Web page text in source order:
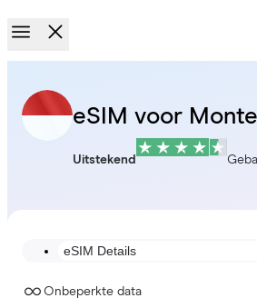
eSIM voor
Uitstekend
eSIM Details
Onbeperkte data